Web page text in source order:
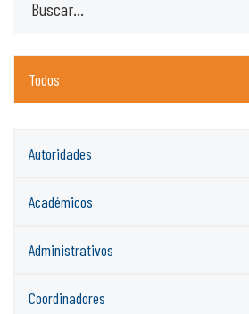
Todos
Autoridades
Académicos
Administrativos
Coordinadores